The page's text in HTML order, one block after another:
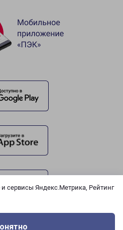
сервисы Яндекс.Метрика, Рейтинг